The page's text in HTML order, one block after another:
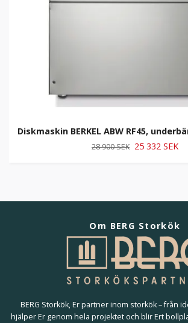
Diskmaskin BERKEL ABW RF45,
28 900 SEK 25 332 SEK
Om BERG Storkök
BERG Storkök, Er partner inom storkök – från
hjälper Er genom hela projektet och blir Ert